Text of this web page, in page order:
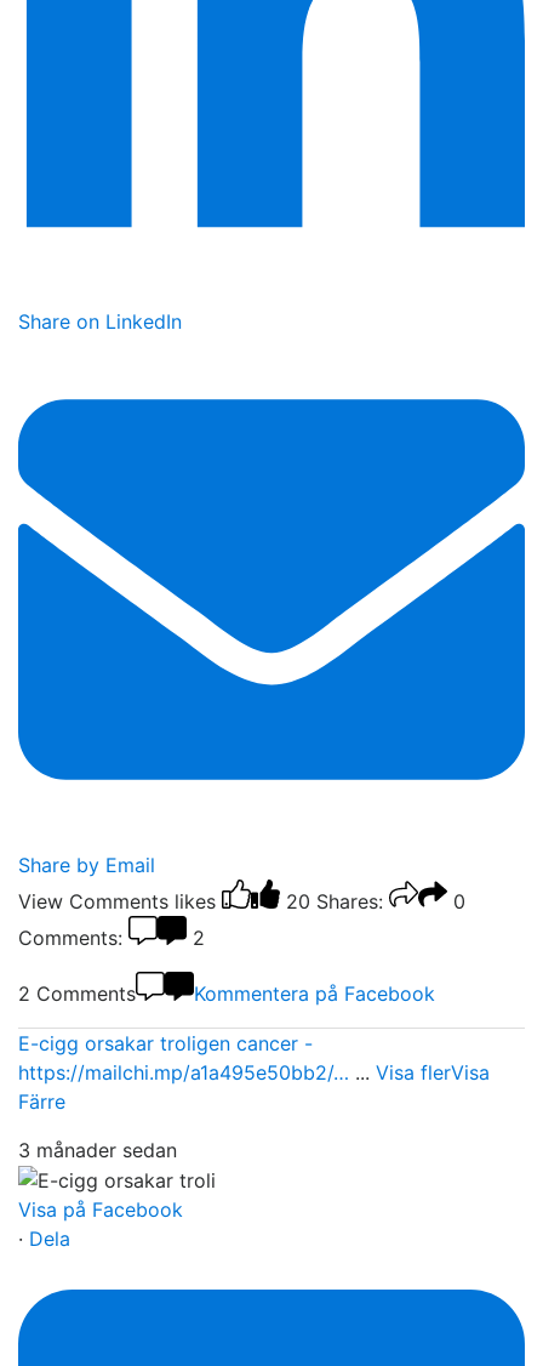
Share on LinkedIn
Share by Email
View Comments likes 20 Shares:
0
Comments:
2
2 Comments Kommentera på Facebook
E-cigg orsakar troligen cancer -
https://mailchi.mp/a1a495e50bb2/… ... Visa flerVisa
Färre
3 månader sedan
Visa på Facebook
· Dela